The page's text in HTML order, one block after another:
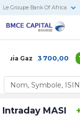
Le Groupe Bank Of Africa
Gaz 3 700,00
Intraday MASI